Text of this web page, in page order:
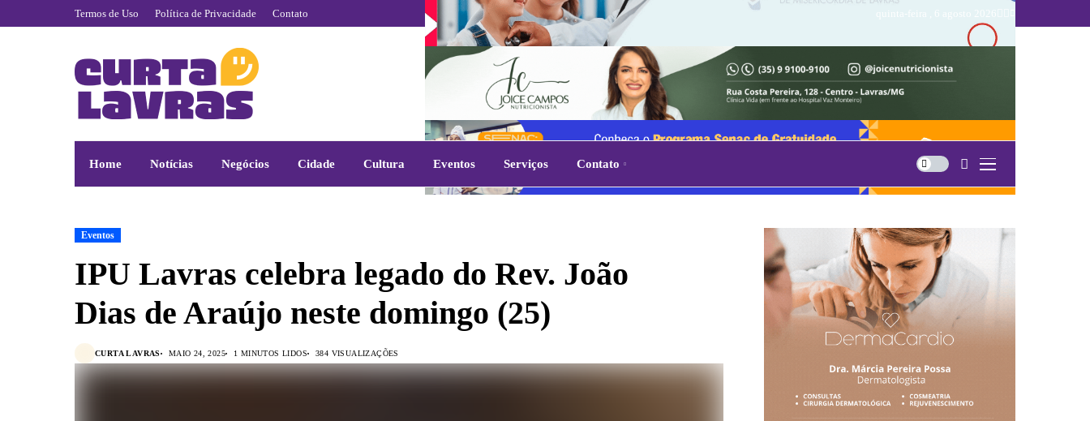
Termos de Uso Política de Privacidade Contato quinta-feira , 6 agosto 2026
Home Notícias Negócios Cidade Cultura Eventos Serviços Contato
Eventos
IPU Lavras celebra legado do Rev. João
Dias de Araújo neste domingo (25)
CURTA LAVRAS MAIO 24, 2025 1 MINUTOS LIDOS 384 VISUALIZAÇÕES